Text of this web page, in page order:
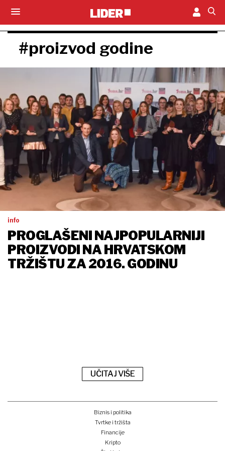
#proizvod godine
info
PROGLAŠENI NAJPOPULARNIJI
PROIZVODI NA HRVATSKOM
TRŽIŠTU ZA 2016. GODINU
UČITAJ VIŠE
Biznis i politika
Tvrtke i tržišta
Financije
Kripto